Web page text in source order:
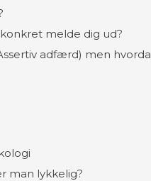
melde dig ud?
adfærd) men
man lykkelig?